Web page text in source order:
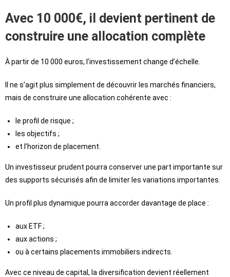
Avec 10 000€, il devient pertinent de
construire une allocation complète
À partir de 10 000 euros, l’investissement change d’échelle.
Il ne s’agit plus simplement de découvrir les marchés financiers,
mais de construire une allocation cohérente avec :
le profil de risque ;
les objectifs ;
et l’horizon de placement.
Un investisseur prudent pourra conserver une part importante sur
des supports sécurisés afin de limiter les variations importantes.
Un profil plus dynamique pourra accorder davantage de place :
aux ETF ;
aux actions ;
ou à certains placements immobiliers indirects.
Avec ce niveau de capital, la diversification devient réellement